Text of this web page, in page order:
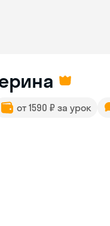
от 1590 ₽ за урок